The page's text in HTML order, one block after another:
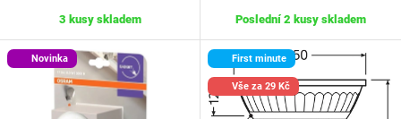
3 kusy skladem Poslední 2 kusy skladem
Novinka First minute
Vše za 29 Kč